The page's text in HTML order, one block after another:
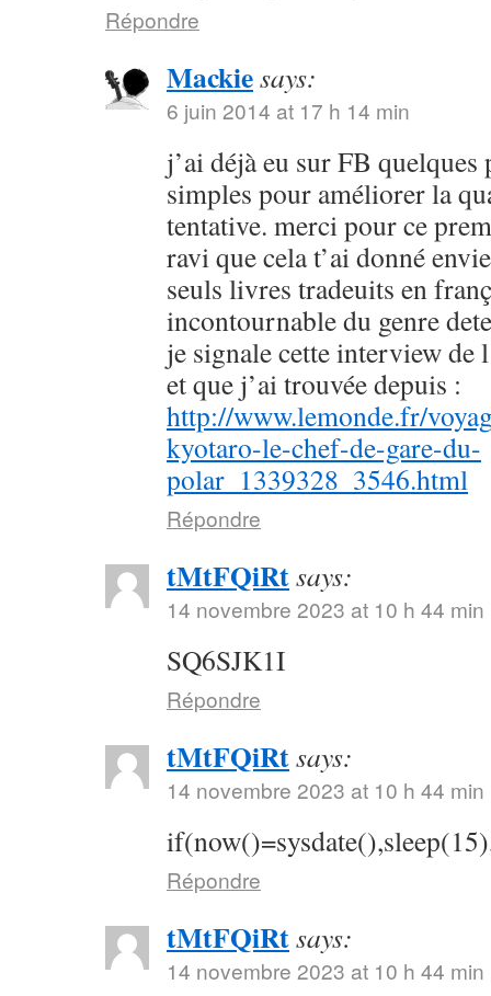
Répondre
Mackiesays:
6 juin 2014 at 17 h 14 min
j’ai déjà eu sur FB quelques
simples pour améliorer la
tentative. merci pour ce
ravi que cela t’ai donné
seuls livres tradeuits en
incontournable du genre
je signale cette interview de
et que j’ai trouvée depuis :
http://www.lemonde.fr/
kyotaro-le-chef-de-gare-du-
polar_1339328_3546.html
Répondre
tMtFQiRtsays:
14 novembre 2023 at 10 h 44 min
SQ6SJK1I
Répondre
tMtFQiRtsays:
14 novembre 2023 at 10 h 44 min
Répondre
tMtFQiRtsays:
14 novembre 2023 at 10 h 44 min